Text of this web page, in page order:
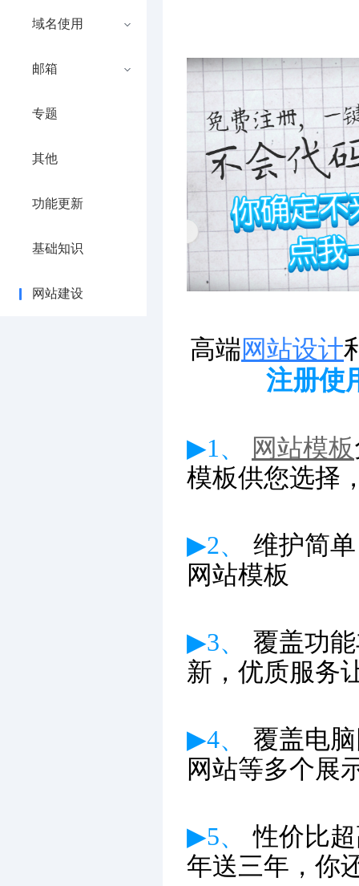
域名使用
邮箱
专题
其他
功能更新
基础知识
网站建设
高端网站设计
注册使
▶1、 网站模板
模板供您选择
▶2、
维护简
网站模板
▶3、
覆盖功
新 ，优质服务
▶4、
覆盖电
网站等多个展
▶5、
性价比
年送三年，你